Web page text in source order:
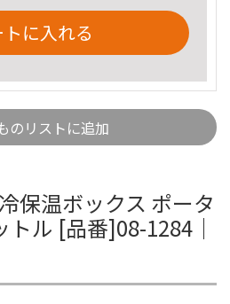
に入れる
のリストに追加
保温ボックス ポータ
ル [品番]08-1284｜